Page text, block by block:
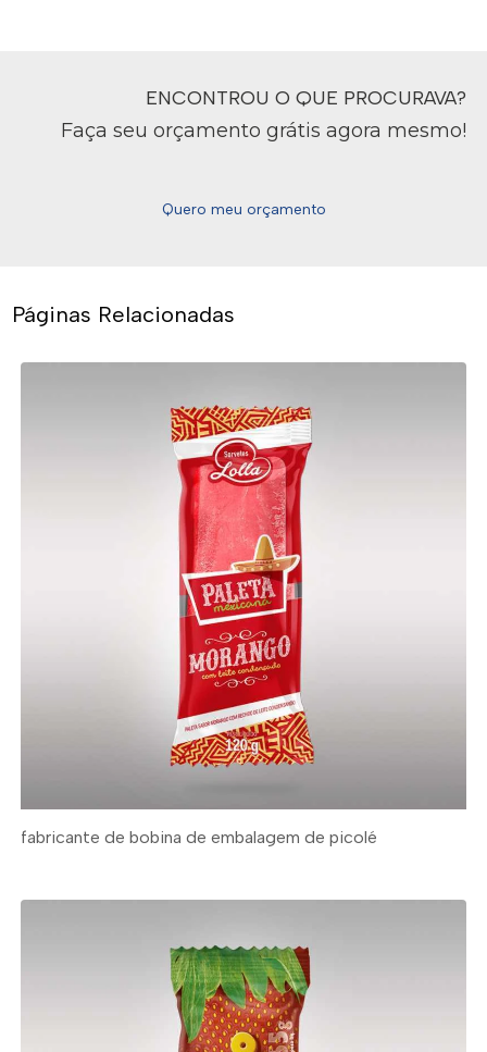
ENCONTROU O QUE PROCURAVA?
Faça seu orçamento grátis agora mesmo!
Quero meu orçamento
Páginas Relacionadas
fabricante de bobina de embalagem de picolé